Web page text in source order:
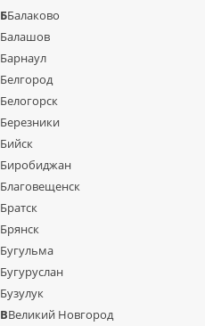
ББалаково
Балашов
Барнаул
Белгород
Белогорск
Березники
Бийск
Биробиджан
Благовещенск
Братск
Брянск
Бугульма
Бугуруслан
Бузулук
ВВеликий Новгород